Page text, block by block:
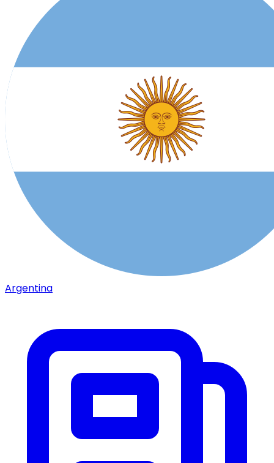
Argentina